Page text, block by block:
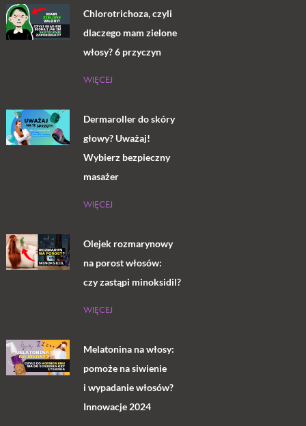
Chlorotrichoza, czyli
dlaczego mam zielone
włosy? 6 przyczyn
WIĘCEJ
Dermaroller do skóry
głowy? Uważaj!
Wybierz bezpieczny
masażer
WIĘCEJ
Olejek rozmarynowy
na porost włosów:
czy zastąpi minoksidil?
WIĘCEJ
Melatonina na włosy:
pomoże na siwienie
i wypadanie włosów?
Innowacje 2024